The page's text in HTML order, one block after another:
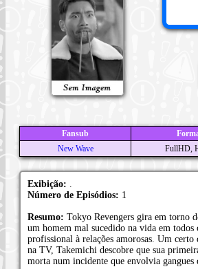
Fansub
New Wave
FullHD,
Exibição:
Número de Episódios: 1
Resumo: Tokyo Revengers gira em torno
um homem mal sucedido na vida em todos
profissional à relações amorosas. Um
na TV, Takemichi descobre que sua
morta num incidente que envolvia gangues